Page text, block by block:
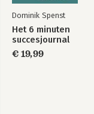
Dominik Spenst
Het 6 minuten
succesjournal
€ 19,99